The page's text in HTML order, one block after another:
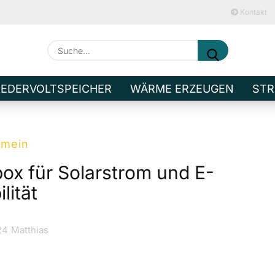
Kontakt
E-
Suche...
WÄRME ERZEUGEN
für Solarstrom und E-
Matthias